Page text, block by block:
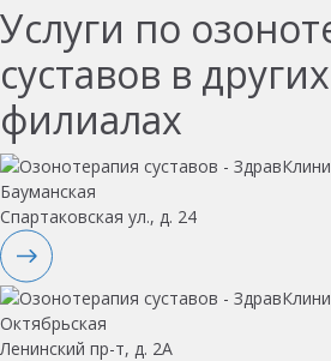
Услуги по
суставов в
филиалах
Бауманская
Спартаковская ул., д. 24
Октябрьская
Ленинский пр-т, д. 2А